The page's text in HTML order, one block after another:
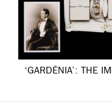
‘GARDÉNIA’: THE